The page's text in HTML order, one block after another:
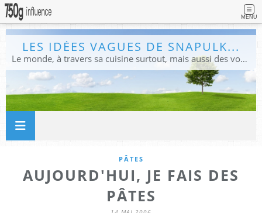
MENU
LES IDÉES VAGUES DE SNAPULK...
Le monde, à travers sa cuisine surtout, mais aussi des voyages, et des idées.
PÂTES
AUJOURD'HUI, JE FAIS DES
PÂTES